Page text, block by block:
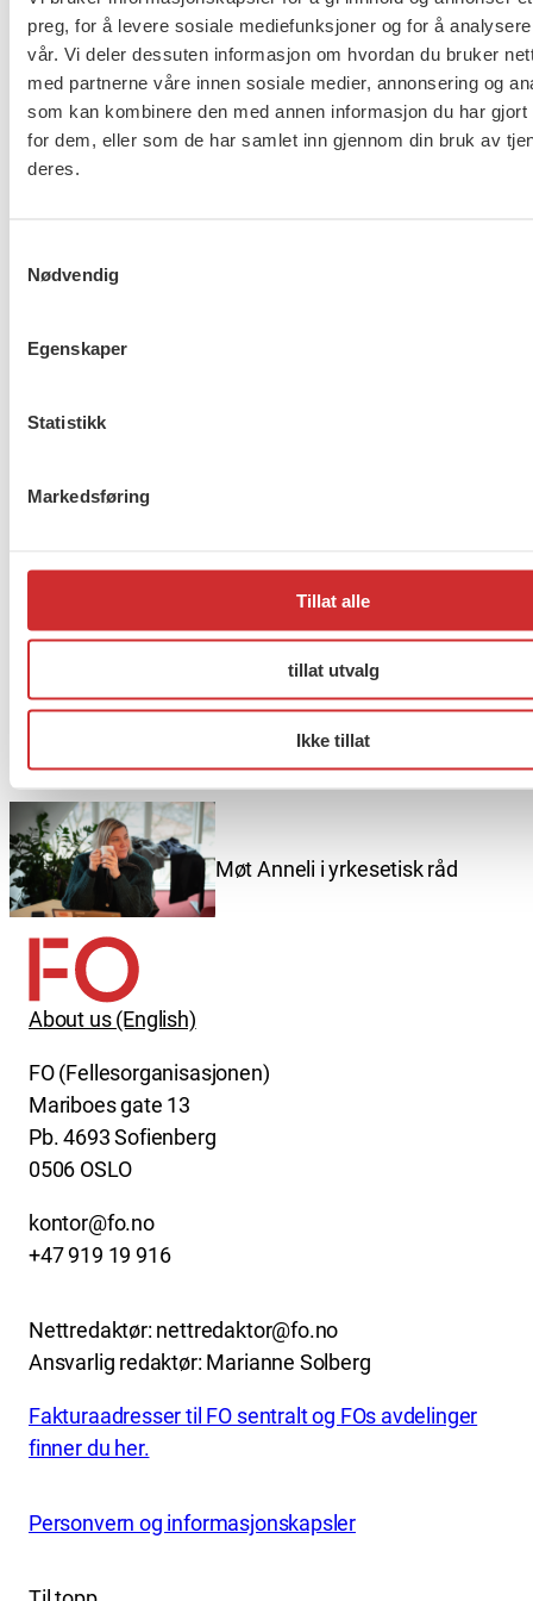
preg, for å levere sosiale mediefunksjoner og for å
vår. Vi deler dessuten informasjon om hvordan du bruker
med partnerne våre innen sosiale medier, annonsering og
som kan kombinere den med annen informasjon du har gjort
for dem, eller som de har samlet inn gjennom din bruk av
deres.
Nødvendig
Egenskaper
Statistikk
Markedsføring
Tillat alle
tillat utvalg
Ikke tillat
kommunal sektor. LO Kommune ble opprettet i
1997 og består av, i tillegg til FO, følgende forbund i
kommunal sektor:
Fagforbundet
EL og IT Forbundet
Fellesforbundet
likelønnskravet
Flere saker
Taushetsplikt og personvern
Er du berørt av brannen i
Drammen?
Møt Anneli i yrkesetisk råd
About us (English)
FO (Fellesorganisasjonen)
Mariboes gate 13
Pb. 4693 Sofienberg
0506 OSLO
kontor@fo.no
+47 919 19 916
Nettredaktør: nettredaktor@fo.no
Ansvarlig redaktør: Marianne Solberg
Fakturaadresser til FO sentralt og FOs avdelinger
finner du her.
Personvern og informasjonskapsler